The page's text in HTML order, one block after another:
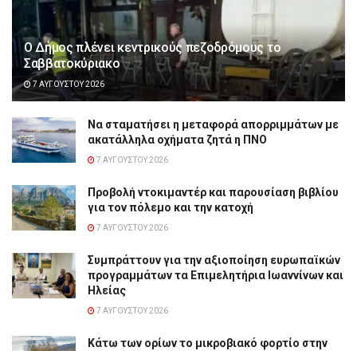
Ο Δήμος πλένει κεντρικούς πεζοδρόμους το
Σαββατοκύριακο
7 ΑΥΓΟΎΣΤΟΥ 2026
Να σταματήσει η μεταφορά απορριμμάτων με
ακατάλληλα οχήματα ζητά η ΠΝΟ
7 ΑΥΓΟΎΣΤΟΥ 2026
Προβολή ντοκιμαντέρ και παρουσίαση βιβλίου
για τον πόλεμο και την κατοχή
7 ΑΥΓΟΎΣΤΟΥ 2026
Συμπράττουν για την αξιοποίηση ευρωπαϊκών
προγραμμάτων τα Επιμελητήρια Ιωαννίνων και
Ηλείας
7 ΑΥΓΟΎΣΤΟΥ 2026
Κάτω των ορίων το μικροβιακό φορτίο στην